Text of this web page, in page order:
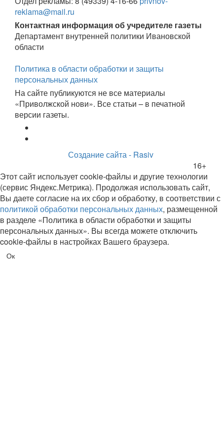
reklama@mail.ru
Контактная информация об учредителе газеты
Департамент внутренней политики Ивановской
области
Политика в области обработки и защиты
персональных данных
На сайте публикуются не все материалы
«Приволжской нови». Все статьи – в печатной
версии газеты.
Создание сайта - Rasiv
16+
Этот сайт использует cookie-файлы и другие технологии
(сервис Яндекс.Метрика). Продолжая использовать сайт,
Вы даете согласие на их сбор и обработку, в соответствии с
политикой обработки персональных данных, размещенной
в разделе «Политика в области обработки и защиты
персональных данных». Вы всегда можете отключить
cookie-файлы в настройках Вашего браузера.
Ок